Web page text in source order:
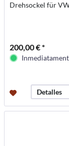
Drehsockel für
200,00 € *
Detalles